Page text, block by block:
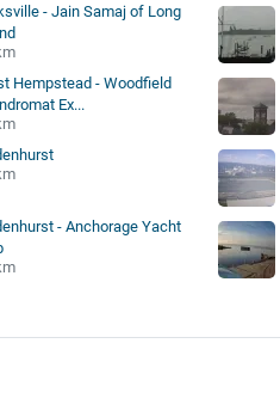
- Jain Samaj of Long
Hempstead - Woodfield
Ex...
- Anchorage Yacht